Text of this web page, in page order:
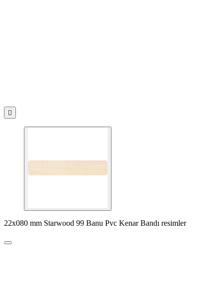

22x080 mm Starwood 99 Banu Pvc Kenar Bandı resimler